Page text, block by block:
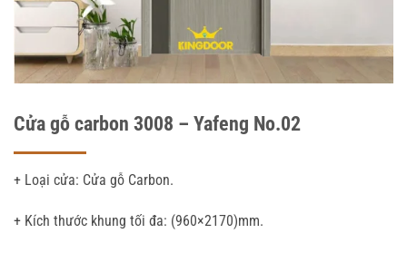
Cửa gỗ carbon 3008 – Yafeng No.02
+ Loại cửa: Cửa gỗ Carbon.
+ Kích thước khung tối đa: (960×2170)mm.